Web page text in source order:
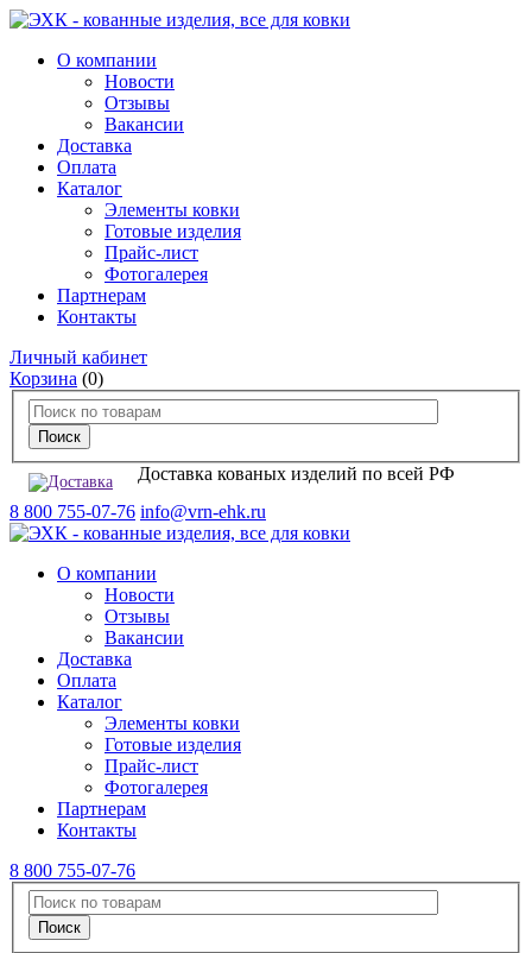
О компании
Новости
Отзывы
Вакансии
Доставка
Оплата
Каталог
Элементы ковки
Готовые изделия
Прайс-лист
Фотогалерея
Партнерам
Контакты
Личный кабинет
Корзина (0)
Доставка кованых изделий по всей РФ
8 800 755-07-76 info@vrn-ehk.ru
О компании
Новости
Отзывы
Вакансии
Доставка
Оплата
Каталог
Элементы ковки
Готовые изделия
Прайс-лист
Фотогалерея
Партнерам
Контакты
8 800 755-07-76